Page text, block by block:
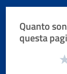
Quanto
questa
Valuta da 1 a 5